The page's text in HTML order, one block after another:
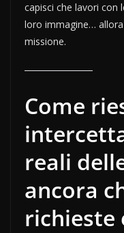
capisci che lavori con
loro immagine…
missione.
Come
reali
ancora
richieste